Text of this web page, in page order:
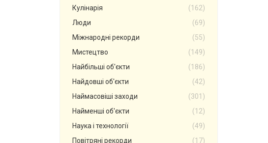
Кулінарія
(162)
Люди
(69)
Міжнародні рекорди
(55)
Мистецтво
(149)
Найбільші об'єкти
(186)
Найдовші об'єкти
(42)
Наймасовіші заходи
(301)
Найменші об'єкти
(12)
Наука і технології
(49)
Повітряні рекорди
(17)